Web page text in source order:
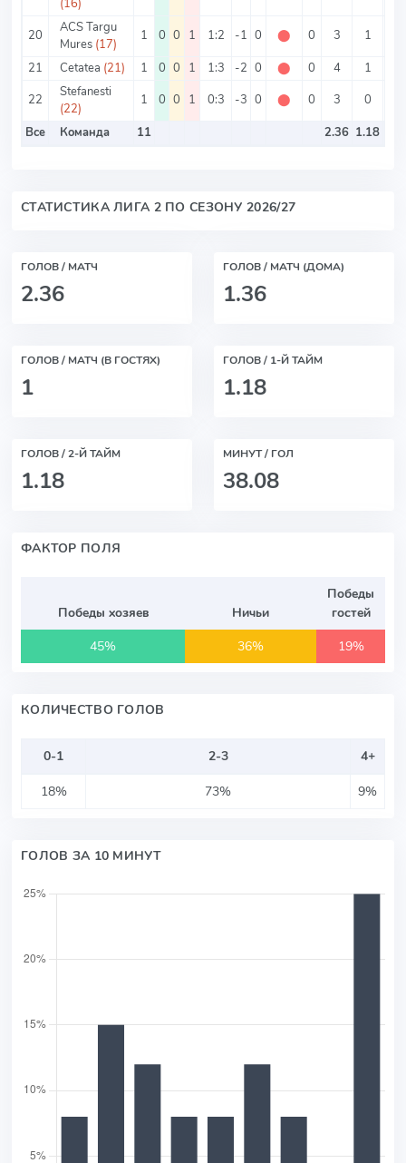
(16)
20
ACS Targu
Mures (17)
1 0 0 1 1:2 -1 0 ⬤ 0 3 1
21
Cetatea (21) 1 0 0 1 1:3 -2 0 ⬤ 0 4 1
22
Stefanesti
(22)
1 0 0 1 0:3 -3 0 ⬤ 0 3 0
Все
Команда 11 2.36 1.18
СТАТИСТИКА ЛИГА 2 ПО СЕЗОНУ 2026/27
ГОЛОВ / МАТЧ
2.36
ГОЛОВ / МАТЧ (ДОМА)
1.36
ГОЛОВ / МАТЧ (В ГОСТЯХ)
1
ГОЛОВ / 1-Й ТАЙМ
1.18
ГОЛОВ / 2-Й ТАЙМ
1.18
МИНУТ / ГОЛ
38.08
ФАКТОР ПОЛЯ
Победы хозяев Ничьи
Победы
гостей
45%
36% 19%
КОЛИЧЕСТВО ГОЛОВ
0-1 2-3
4+
18%
73% 9%
ГОЛОВ ЗА 10 МИНУТ